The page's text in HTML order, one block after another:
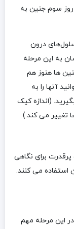
سوم جنین به
سلول‌های درون
به این مرحله
ها هنوز هم
آنها را به
(اندازه کیک
تغییر می کند.)
برای نگاهی
استفاده می کنند.
این مرحله مهم